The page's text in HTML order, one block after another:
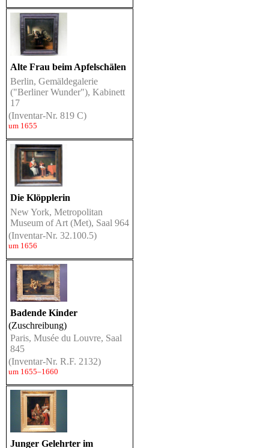
Alte Frau beim Apfelschälen
Berlin, Gemäldegalerie
("Berliner Wunder"), Kabinett
17
(Inventar-Nr. 819 C)
um 1655
Die Klöpplerin
New York, Metropolitan
Museum of Art (Met), Saal 964
(Inventar-Nr. 32.100.5)
um 1656
Badende Kinder
(Zuschreibung)
Paris, Musée du Louvre, Saal
845
(Inventar-Nr. R.F. 2132)
um 1655–1660
Junger Gelehrter im